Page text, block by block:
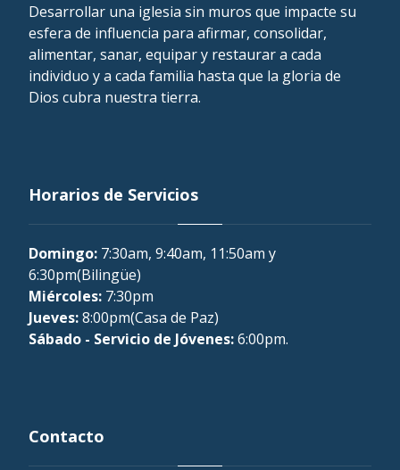
Desarrollar una iglesia sin muros que impacte su
esfera de influencia para afirmar, consolidar,
alimentar, sanar, equipar y restaurar a cada
individuo y a cada familia hasta que la gloria de
Dios cubra nuestra tierra.
Horarios de Servicios
Domingo: 7:30am, 9:40am, 11:50am y
6:30pm(Bilingüe)
Miércoles: 7:30pm
Jueves:8:00pm(Casa de Paz)
Sábado - Servicio de Jóvenes:6:00pm.
Contacto